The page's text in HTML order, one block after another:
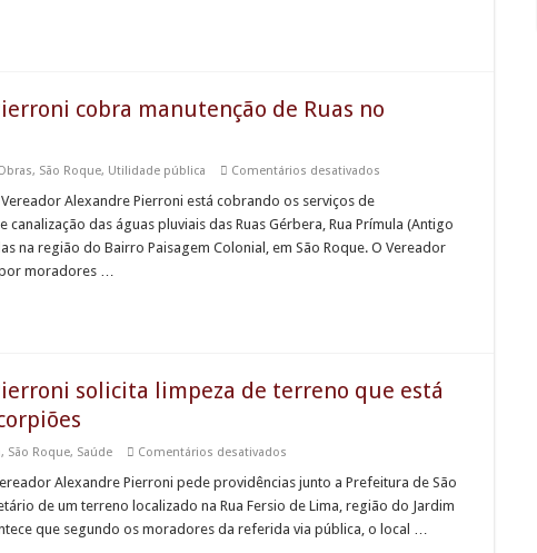
cobra
manutenção
cobra manutenção de Ruas no
, São Roque, Utilidade pública Comentários desativados
cobra
manutenção
de
Alexandre Pierroni está cobrando os serviços de
das águas pluviais das Ruas Gérbera, Rua Prímula (Antigo
na região do Bairro Paisagem Colonial, em São Roque. O Vereador
moradores …
solicita limpeza de terreno que está
, São Roque, Saúde Comentários desativados
Alexandre
Pierroni
solicita
limpeza
de
Alexandre Pierroni pede providências junto a Prefeitura de São
de um terreno localizado na Rua Fersio de Lima, região do Jardim
que segundo os moradores da referida via pública, o local …